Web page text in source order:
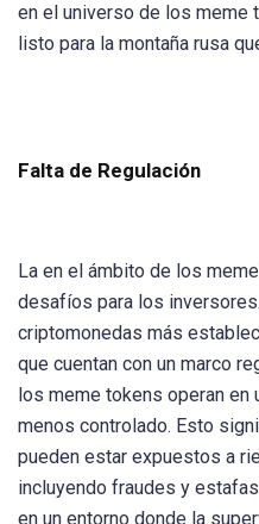
en el universo de los meme
listo para la montaña rusa
Falta de Regulación
La en el ámbito de los
desafíos para los
criptomonedas más
que cuentan con un marco
los meme tokens operan en
menos controlado. Esto
pueden estar expuestos a
incluyendo fraudes y
en un entorno donde la